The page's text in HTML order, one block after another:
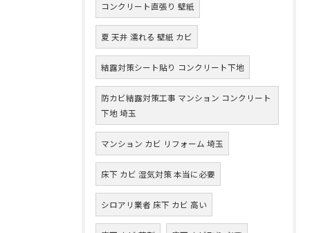
コンクリート直張り 壁紙
夏 天井 濡れる 壁紙 カビ
結露対策シート貼り コンクリート下地
防カビ結露対策工事 マンション コンクリート
下地 埼玉
マンション カビ リフォーム 埼玉
床下 カビ 湿気対策 本当に必要
シロアリ業者 床下 カビ 高い